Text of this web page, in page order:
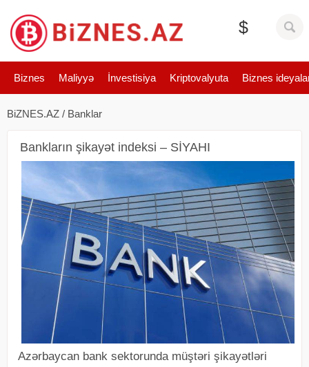
$
Biznes Maliyyə İnvestisiya Kriptovalyuta Biznes
BiZNES.AZ / Banklar
Bankların şikayət indeksi – SİYAHI
Azərbaycan bank sektorunda müştəri şikayətləri